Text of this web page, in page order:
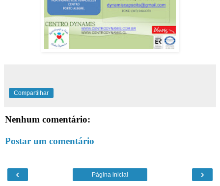
Compartilhar
Nenhum comentário:
Postar um comentário
‹ ›
Página inicial